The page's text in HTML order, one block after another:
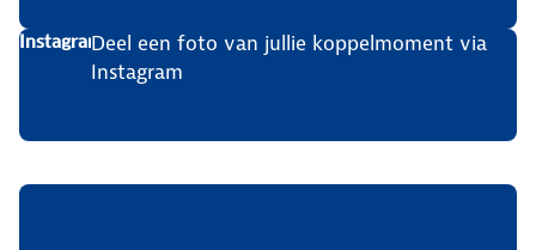
InstagramDeel een foto van jullie koppelmoment via
Instagram